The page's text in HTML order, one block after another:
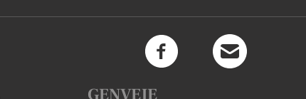
GENVEJE